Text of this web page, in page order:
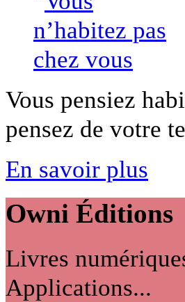
Vous pensiez
pensez de votre
En savoir plus
Owni Éditions
Livres
Applications...